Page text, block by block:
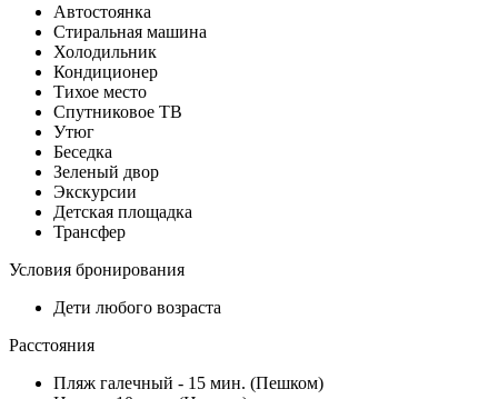
Автостоянка
Стиральная машина
Холодильник
Кондиционер
Тихое место
Спутниковое ТВ
Утюг
Беседка
Зеленый двор
Экскурсии
Детская площадка
Трансфер
Условия бронирования
Дети любого возраста
Расстояния
Пляж галечный - 15 мин. (Пешком)